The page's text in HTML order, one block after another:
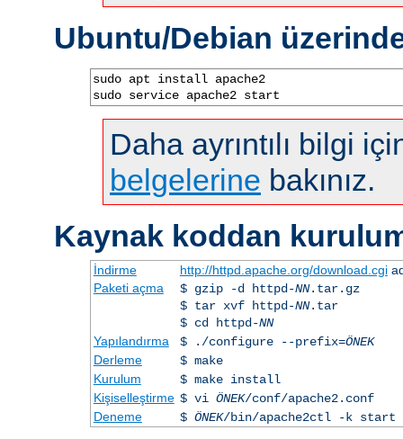
Ubuntu/Debian
sudo apt install apache2
sudo service apache2 start
Daha ayrıntılı bilgi
belgelerine bakınız.
Kaynak koddan
İndirme http://httpd.apache.org/download.cgi
Paketi açma
$ gzip -d httpd-NN.tar.gz
$ tar xvf httpd-NN.tar
$ cd httpd-NN
Yapılandırma
$ ./configure --prefix=ÖNEK
Derleme
$ make
Kurulum
$ make install
Kişiselleştirme $ vi ÖNEK/conf/apache2.conf
Deneme
$ ÖNEK/bin/apache2ctl -k start